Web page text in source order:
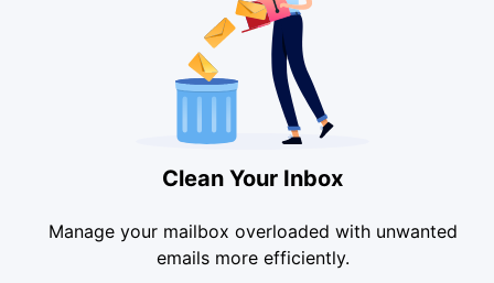
Clean Your Inbox
Manage your mailbox overloaded with unwanted
emails more efficiently.